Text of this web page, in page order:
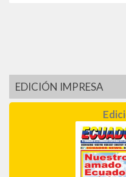
EDICIÓN IMPRESA